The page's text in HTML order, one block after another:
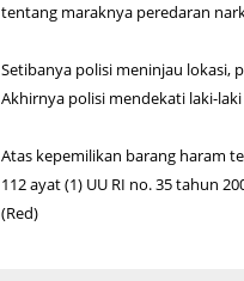
tentang maraknya peredaran
Setibanya polisi meninjau lokasi,
Akhirnya polisi mendekati laki-
Atas kepemilikan barang haram
112 ayat (1) UU RI no. 35 tahun
(Red)